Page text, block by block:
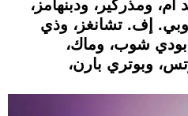
ومذركير، ودبنهامز،
وبي. إف. تشانغز، وذي
شوب، وماك،
وبوتري بارن،